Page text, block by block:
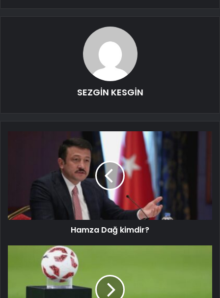
SEZGİN KESGİN
Hamza Dağ kimdir?